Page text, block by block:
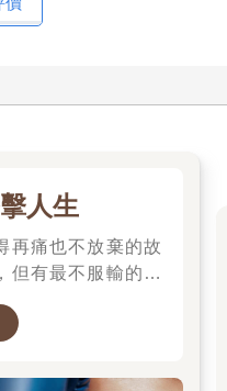
人生
再痛也不放棄的故
但有最不服輸的骨